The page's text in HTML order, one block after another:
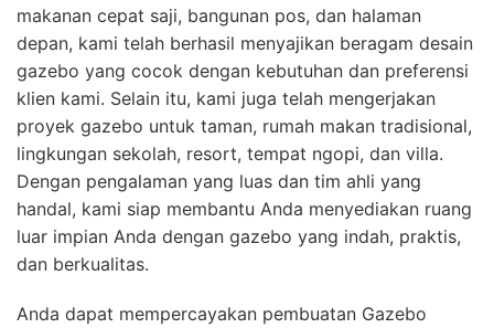
makanan cepat saji, bangunan pos, dan halaman
depan, kami telah berhasil menyajikan beragam desain
gazebo yang cocok dengan kebutuhan dan preferensi
klien kami. Selain itu, kami juga telah mengerjakan
proyek gazebo untuk taman, rumah makan tradisional,
lingkungan sekolah, resort, tempat ngopi, dan villa.
Dengan pengalaman yang luas dan tim ahli yang
handal, kami siap membantu Anda menyediakan ruang
luar impian Anda dengan gazebo yang indah, praktis,
dan berkualitas.
Anda dapat mempercayakan pembuatan Gazebo